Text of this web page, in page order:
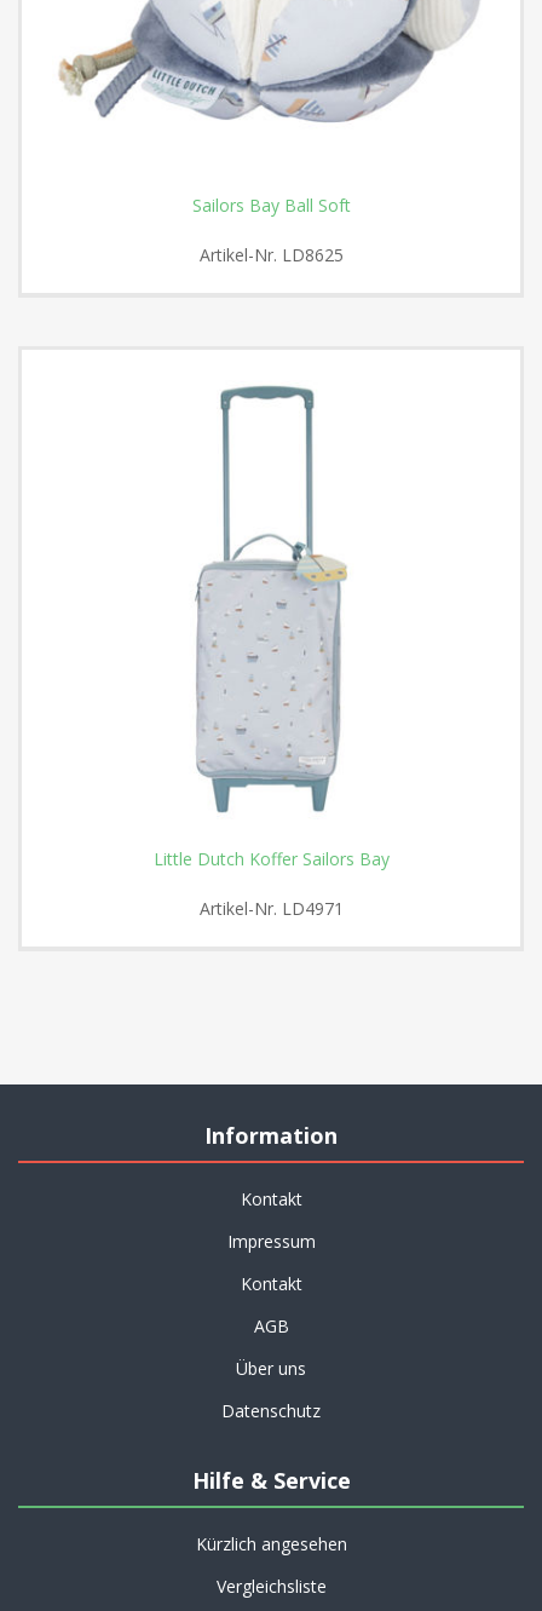
Sailors Bay Ball Soft
Artikel-Nr. LD8625
Little Dutch Koffer Sailors Bay
Artikel-Nr. LD4971
Information
Kontakt
Impressum
Kontakt
AGB
Über uns
Datenschutz
Hilfe & Service
Kürzlich angesehen
Vergleichsliste